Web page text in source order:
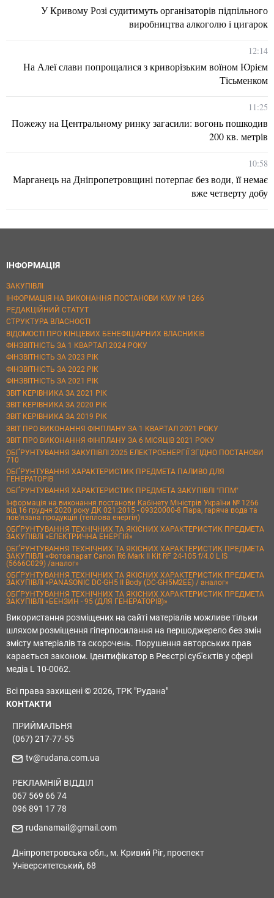
У Кривому Розі судитимуть організаторів підпільного
виробництва алкоголю і цигарок
12:14
На Алеї слави попрощалися з криворізьким воїном Юрієм
Тісьменком
11:25
Пожежу на Центральному ринку загасили: вогонь пошкодив
200 кв. метрів
10:58
Марганець на Дніпропетровщині потерпає без води, її немає
вже четверту добу
ІНФОРМАЦІЯ
ЗАКУПІВЛІ
ІНФОРМАЦІЯ НА ВИКОНАННЯ ПОСТАНОВИ КМУ № 1266
РЕДАКЦІЙНИЙ СТАТУТ
СТРУКТУРА ВЛАСНОСТІ
ВІДОМОСТІ ПРО КІНЦЕВИХ БЕНЕФІЦІАРНИХ ВЛАСНИКІВ
ФІНЗВІТНІСТЬ ЗА 1 КВАРТАЛ 2024 РОКУ
ФІНЗВІТНІСТЬ ЗА 2023 РІК
ФІНЗВІТНІСТЬ ЗА 2022 РІК
ФІНЗВІТНІСТЬ ЗА 2021 РІК
ЗВІТ КЕРІВНИКА ЗА 2021 РІК
ЗВІТ КЕРІВНИКА ЗА 2020 РІК
ЗВІТ КЕРІВНИКА ЗА 2019 РІК
ЗВІТ ПРО ВИКОНАННЯ ФІНПЛАНУ ЗА 1 КВАРТАЛ 2021 РОКУ
ЗВІТ ПРО ВИКОНАННЯ ФІНПЛАНУ ЗА 6 МІСЯЦІВ 2021 РОКУ
ОБҐРУНТУВАННЯ ЗАКУПІВЛІ 2025 ЕЛЕКТРОЕНЕРГІЇ ЗГІДНО ПОСТАНОВИ
710
ОБҐРУНТУВАННЯ ХАРАКТЕРИСТИК ПРЕДМЕТА ПАЛИВО ДЛЯ
ГЕНЕРАТОРІВ
ОБҐРУНТУВАННЯ ХАРАКТЕРИСТИК ПРЕДМЕТА ЗАКУПІВЛІ "ППМ"
Інформація на виконання постанови Кабінету Міністрів України № 1266
від 16 грудня 2020 року ДК 021:2015 - 09320000-8 Пара, гаряча вода та
пов’язана продукція (теплова енергія)
ОБҐРУНТУВАННЯ ТЕХНІЧНИХ ТА ЯКІСНИХ ХАРАКТЕРИСТИК ПРЕДМЕТА
ЗАКУПІВЛІ «ЕЛЕКТРИЧНА ЕНЕРГІЯ»
ОБҐРУНТУВАННЯ ТЕХНІЧНИХ ТА ЯКІСНИХ ХАРАКТЕРИСТИК ПРЕДМЕТА
ЗАКУПІВЛІ «Фотоапарат Canon R6 Mark II Kit RF 24-105 f/4.0 L IS
(5666C029) /аналог»
ОБҐРУНТУВАННЯ ТЕХНІЧНИХ ТА ЯКІСНИХ ХАРАКТЕРИСТИК ПРЕДМЕТА
ЗАКУПІВЛІ «PANASONIC DC-GH5 II Body (DC-GH5M2EE) / аналог»
ОБҐРУНТУВАННЯ ТЕХНІЧНИХ ТА ЯКІСНИХ ХАРАКТЕРИСТИК ПРЕДМЕТА
ЗАКУПІВЛІ «БЕНЗИН - 95 (ДЛЯ ГЕНЕРАТОРІВ)»
Використання розміщених на сайті матеріалів можливе тільки
шляхом розміщення гіперпосилання на першоджерело без змін
змісту матеріалів та скорочень. Порушення авторських прав
карається законом. Ідентифікатор в Реєстрі суб'єктів у сфері
медіа L 10-0062.
Всі права захищені © 2026, ТРК "Рудана"
КОНТАКТИ
ПРИЙМАЛЬНЯ
(067) 217-77-55
tv@rudana.com.ua
РЕКЛАМНІЙ ВІДДІЛ
067 569 66 74
096 891 17 78
rudanamail@gmail.com
Дніпропетровська обл., м. Кривий Ріг, проспект
Університетський, 68